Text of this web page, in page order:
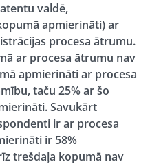
valdē,
apmierināti) ar
procesa ātrumu.
ar procesa ātrumu nav
apmierināti ar procesa
taču 25% ar šo
Savukārt
ir ar procesa
ir 58%
trešdaļa kopumā nav